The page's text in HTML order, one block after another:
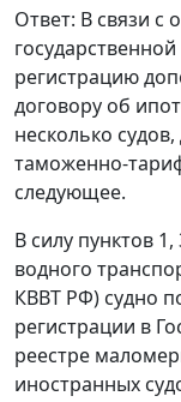
Ответ: В связи с
регистрацию
договору об
несколько
таможенно-
следующее.
В силу пунктов
водного
КВВТ РФ) судно
регистрации в
реестре
иностранных